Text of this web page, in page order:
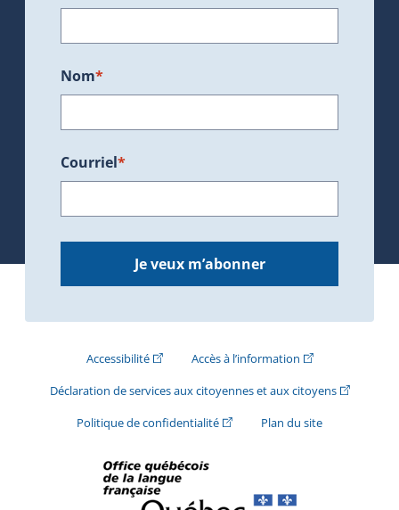
Nom*
Courriel*
Je veux m’abonner
Accessibilité(Cet hyperlien externe s'ouvrira dans une
Accès à l’information(Cet hyperlien
Déclaration de services aux citoyennes et aux citoyens(Cet
Politique de confidentialité(Cet hyperlien externe s'ouvrira
Plan du site